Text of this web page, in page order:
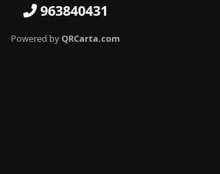
963840431
Powered byQRCarta.com